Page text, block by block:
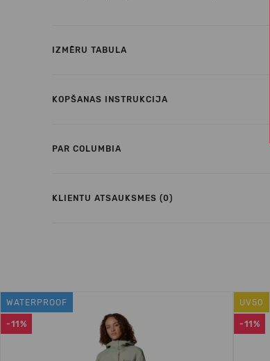
IZMĒRU TABULA
KOPŠANAS INSTRUKCIJA
PAR COLUMBIA
KLIENTU ATSAUKSMES (0)
-11%
WATERPROOF
-11%
UV50